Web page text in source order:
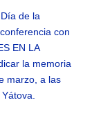
de la
con
EN LA
la memoria
marzo, a las